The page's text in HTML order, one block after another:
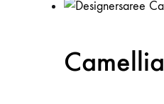
Camellia